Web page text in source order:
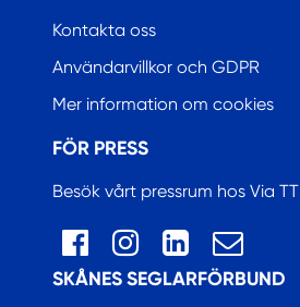
Kontakta oss
Användarvillkor och GDPR
Mer information om cookies
FÖR PRESS
Besök vårt pressrum hos Via TT
SKÅNES SEGLARFÖRBUND